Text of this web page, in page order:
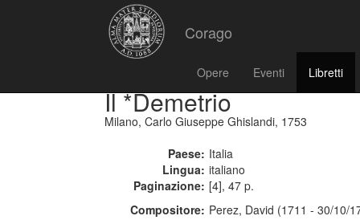
Corago
Opere Eventi Libretti
Il *Demetrio
Milano, Carlo Giuseppe Ghislandi, 1753
Paese: Italia
Lingua: italiano
Paginazione: [4], 47 p.
Compositore: Perez, David (1711 - 30/10/